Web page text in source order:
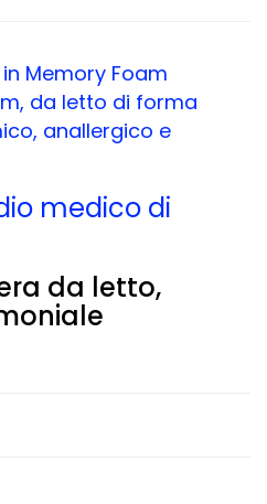
Memory Foam
da letto di forma
anallergico e
medico di
da letto,